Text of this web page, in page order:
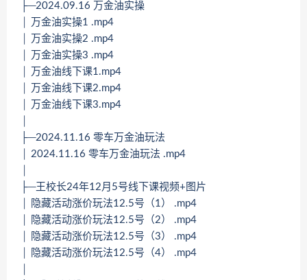
├─2024.09.16 万金油实操
│ 万金油实操1 .mp4
│ 万金油实操2 .mp4
│ 万金油实操3 .mp4
│ 万金油线下课1.mp4
│ 万金油线下课2.mp4
│ 万金油线下课3.mp4
├─2024.11.16 零车万金油玩法
│ 2024.11.16 零车万金油玩法 .mp4
├─王校长24年12月5号线下课视频+图片
│ 隐藏活动涨价玩法12.5号（1） .mp4
│ 隐藏活动涨价玩法12.5号（2） .mp4
│ 隐藏活动涨价玩法12.5号（3） .mp4
│ 隐藏活动涨价玩法12.5号（4） .mp4